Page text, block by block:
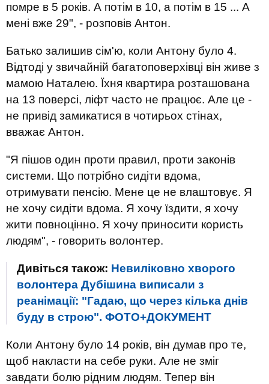
помре в 5 років. А потім в 10, а потім в 15 ... А
мені вже 29", - розповів Антон.
Батько залишив сім'ю, коли Антону було 4.
Відтоді у звичайній багатоповерхівці він живе з
мамою Наталею. Їхня квартира розташована
на 13 поверсі, ліфт часто не працює. Але це -
не привід замикатися в чотирьох стінах,
вважає Антон.
"Я пішов один проти правил, проти законів
системи. Що потрібно сидіти вдома,
отримувати пенсію. Мене це не влаштовує. Я
не хочу сидіти вдома. Я хочу їздити, я хочу
жити повноцінно. Я хочу приносити користь
людям", - говорить волонтер.
Дивіться також: Невиліковно хворого
волонтера Дубішина виписали з
реанімації: "Гадаю, що через кілька днів
буду в строю". ФОТО+ДОКУМЕНТ
Коли Антону було 14 років, він думав про те,
щоб накласти на себе руки. Але не зміг
завдати болю рідним людям. Тепер він